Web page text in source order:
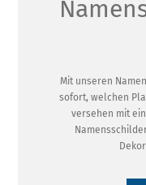
Mit unseren
sofort, welchen
versehen mit